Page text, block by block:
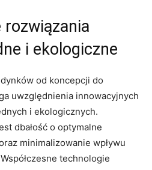
‌rozwiązania
i ekologiczne
od koncepcji do
uwzględnienia innowacyjnych
i ekologicznych.
dbałość o optymalne
minimalizowanie wpływu‍
technologie